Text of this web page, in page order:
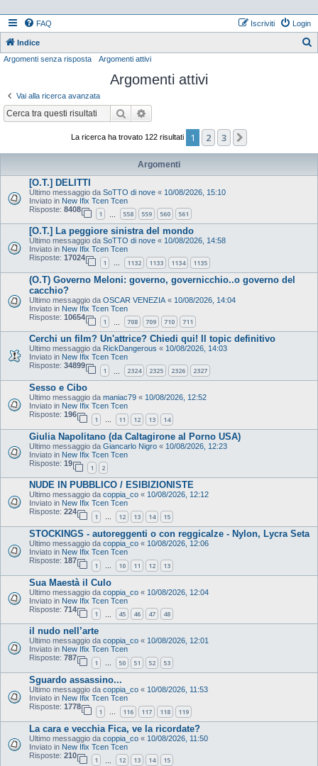
FAQ Login
Iscriviti
Indice
Argomenti senza risposta Argomenti attivi
Argomenti attivi
Vai alla ricerca avanzata
Cerca
La ricerca ha trovato 122 risultati 1 2 3
Argomenti
[O.T.] DELITTI
Ultimo messaggio da SoTTO di nove « 10/08/2026, 15:10
Inviato in New Ifix Tcen Tcen
Risposte: 8408
1 558 559 560 561
[O.T.] La peggiore sinistra del mondo
Ultimo messaggio da SoTTO di nove « 10/08/2026, 14:58
Inviato in New Ifix Tcen Tcen
Risposte: 17024
1 … 1132 1133 1134 1135
(O.T) Governo Meloni: governo, governicchio..o governo del
cacchio?
Ultimo messaggio da OSCAR VENEZIA « 10/08/2026, 14:04
Inviato in New Ifix Tcen Tcen
Risposte: 10654
1 708 709 710 711
Cerchi un film? Un'attrice? Chiedi qui! Il topic definitivo
Ultimo messaggio da RickDangerous « 10/08/2026, 14:03
Inviato in New Ifix Tcen Tcen
Risposte: 34899
1 2324 2325 2326 2327
Sesso e Cibo
Ultimo messaggio da maniac79 « 10/08/2026, 12:52
Inviato in New Ifix Tcen Tcen
Risposte: 196
1 … 11 12 13 14
Giulia Napolitano (da Caltagirone al Porno USA)
Ultimo messaggio da Giancarlo Nigro « 10/08/2026, 12:23
Inviato in New Ifix Tcen Tcen
Risposte: 19
1 2
NUDE IN PUBBLICO / ESIBIZIONISTE
Ultimo messaggio da coppia_co « 10/08/2026, 12:12
Inviato in New Ifix Tcen Tcen
Risposte: 224
1 … 12 13 14 15
STOCKINGS - autoreggenti o con reggicalze - Nylon, Lycra Seta
Ultimo messaggio da coppia_co « 10/08/2026, 12:06
Inviato in New Ifix Tcen Tcen
Risposte: 187
1 … 10 11 12 13
Sua Maestà il Culo
Ultimo messaggio da coppia_co « 10/08/2026, 12:04
Inviato in New Ifix Tcen Tcen
Risposte: 714
1 45 46 47 48
il nudo nell’arte
Ultimo messaggio da coppia_co « 10/08/2026, 12:01
Inviato in New Ifix Tcen Tcen
Risposte: 787
1 … 50 51 52 53
Sguardo assassino...
Ultimo messaggio da coppia_co « 10/08/2026, 11:53
Inviato in New Ifix Tcen Tcen
Risposte: 1778
1 … 116 117 118 119
La cara e vecchia Fica, ve la ricordate?
Ultimo messaggio da coppia_co « 10/08/2026, 11:50
Inviato in New Ifix Tcen Tcen
Risposte: 210
1 12 13 14 15